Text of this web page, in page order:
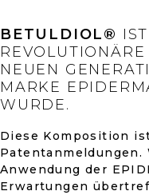
BETULDIOL®
NEUEN
MARKE
WURDE.
Diese Komposition
Patentanmeldungen.
Anwendung der
Erwartungen